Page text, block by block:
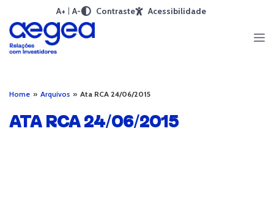
A+ A- Contraste Acessibilidade
Home » Arquivos » Ata RCA 24/06/2015
ATA RCA 24/06/2015